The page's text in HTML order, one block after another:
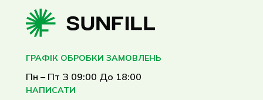
ГРАФІК ОБРОБКИ ЗАМОВЛЕНЬ
Пн – Пт З 09:00 До 18:00
НАПИСАТИ